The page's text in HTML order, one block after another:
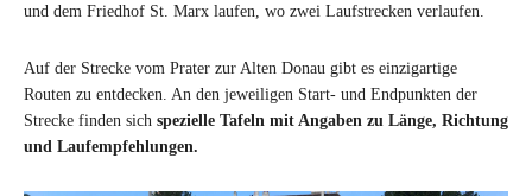
und dem Friedhof St. Marx laufen, wo zwei Laufstrecken verlaufen.
Auf der Strecke vom Prater zur Alten Donau gibt es einzigartige
Routen zu entdecken. An den jeweiligen Start- und Endpunkten der
Strecke finden sich spezielle Tafeln mit Angaben zu Länge, Richtung
und Laufempfehlungen.